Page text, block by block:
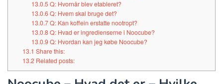
13.0.5Q: Hvornår blev etableret?
13.0.6Q: Hvem skal bruge det?
13.0.7Q: Kan koffein erstatte nootropt?
13.0.8Q: Hvad er ingredienserne i Noocube?
13.0.9Q: Hvordan kan jeg købe Noocube?
13.1 Share this:
13.2Related posts: